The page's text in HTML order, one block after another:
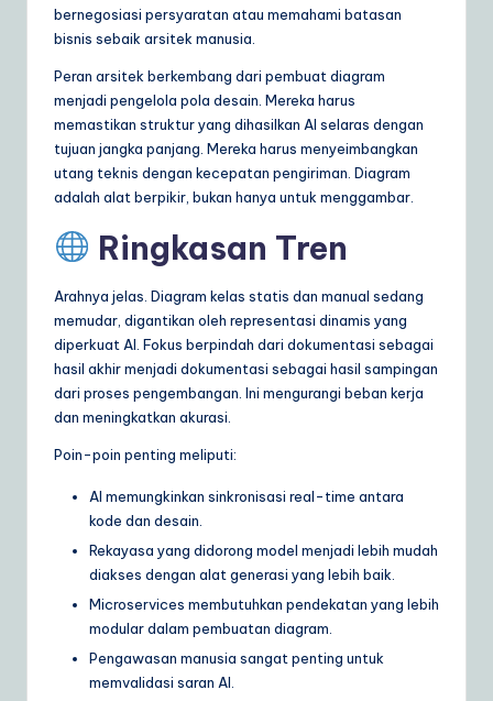
bernegosiasi persyaratan atau memahami batasan
bisnis sebaik arsitek manusia.
Peran arsitek berkembang dari pembuat diagram
menjadi pengelola pola desain. Mereka harus
memastikan struktur yang dihasilkan AI selaras dengan
tujuan jangka panjang. Mereka harus menyeimbangkan
utang teknis dengan kecepatan pengiriman. Diagram
adalah alat berpikir, bukan hanya untuk menggambar.
Ringkasan Tren
Arahnya jelas. Diagram kelas statis dan manual sedang
memudar, digantikan oleh representasi dinamis yang
diperkuat AI. Fokus berpindah dari dokumentasi sebagai
hasil akhir menjadi dokumentasi sebagai hasil sampingan
dari proses pengembangan. Ini mengurangi beban kerja
dan meningkatkan akurasi.
Poin-poin penting meliputi:
AI memungkinkan sinkronisasi real-time antara
kode dan desain.
Rekayasa yang didorong model menjadi lebih mudah
diakses dengan alat generasi yang lebih baik.
Microservices membutuhkan pendekatan yang lebih
modular dalam pembuatan diagram.
Pengawasan manusia sangat penting untuk
memvalidasi saran AI.